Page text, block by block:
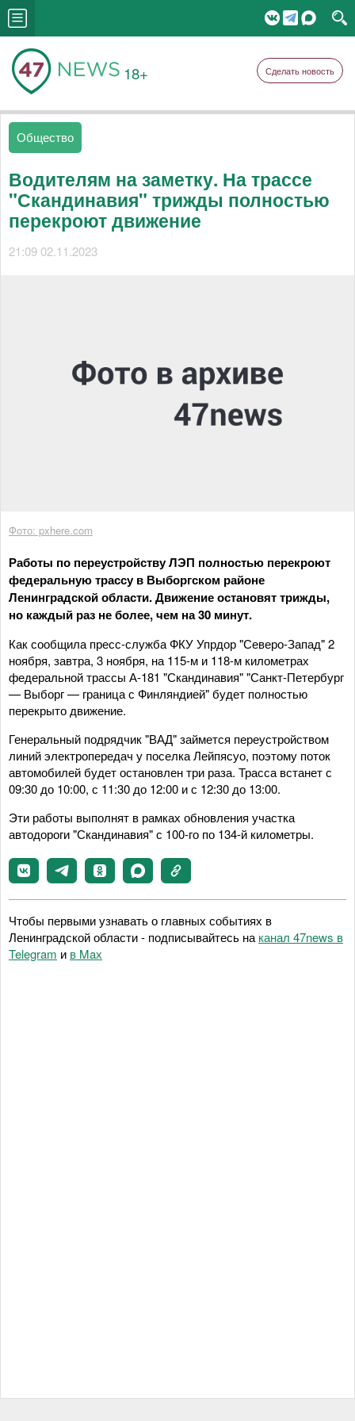
18+ Сделать новость
Общество
Водителям на заметку. На трассе
"Скандинавия" трижды полностью
перекроют движение
21:09 02.11.2023
Фото: pxhere.com
Работы по переустройству ЛЭП полностью перекроют
федеральную трассу в Выборгском районе
Ленинградской области. Движение остановят трижды,
но каждый раз не более, чем на 30 минут.
Как сообщила пресс-служба ФКУ Упрдор "Северо-Запад" 2
ноября, завтра, 3 ноября, на 115-м и 118-м километрах
федеральной трассы А-181 "Скандинавия" "Санкт-Петербург
— Выборг — граница с Финляндией" будет полностью
перекрыто движение.
Генеральный подрядчик "ВАД" займется переустройством
линий электропередач у поселка Лейпясуо, поэтому поток
автомобилей будет остановлен три раза. Трасса встанет с
09:30 до 10:00, с 11:30 до 12:00 и с 12:30 до 13:00.
Эти работы выполнят в рамках обновления участка
автодороги "Скандинавия" с 100-го по 134-й километры.
Чтобы первыми узнавать о главных событиях в
Ленинградской области - подписывайтесь на канал 47news в
Telegram и в Maх